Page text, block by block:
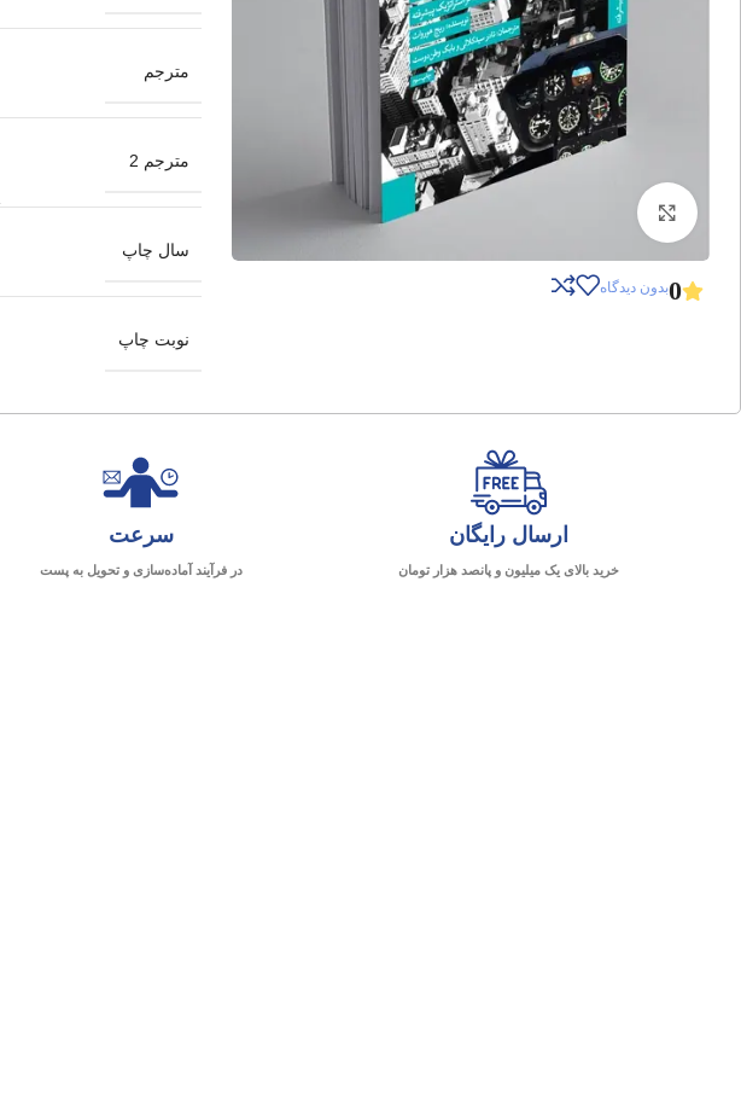
0بدون دیدگاه
مترجم
مترجم 2
سال چاپ
نوبت چاپ
ارسال رایگان
خرید بالای یک میلیون و پانصد هزار تومان
سرعت
در فرآیند آماده‌سازی و تحویل به پست